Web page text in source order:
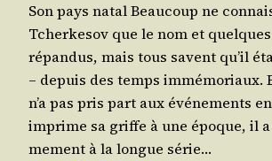
Son pays natal Beau­coup ne
Tcher­ke­sov que le nom et
répan­dus, mais tous savent qu’il
– depuis des temps immé­mo­riaux.
n’a pas pris part aux évé­ne­ments
imprime sa griffe à une époque, il
me­ment à la longue série…